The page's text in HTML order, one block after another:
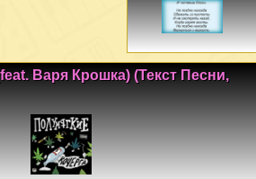
Варя Крошка) (Текст Песни,